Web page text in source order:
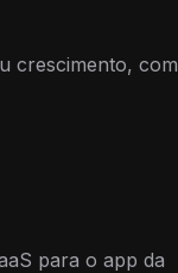
crescimento, com
para o app da